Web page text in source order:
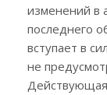
изменений в
последнего
вступает в
не
Действующая